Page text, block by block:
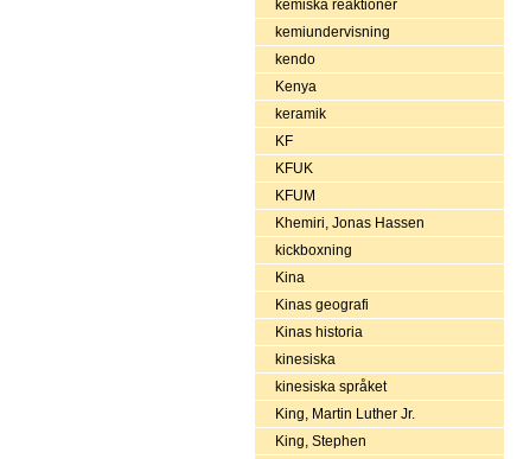
kemiska reaktioner
kemiundervisning
kendo
Kenya
keramik
KF
KFUK
KFUM
Khemiri, Jonas Hassen
kickboxning
Kina
Kinas geografi
Kinas historia
kinesiska
kinesiska språket
King, Martin Luther Jr.
King, Stephen